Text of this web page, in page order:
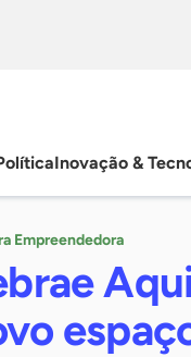
Inovação &
Empreendedora